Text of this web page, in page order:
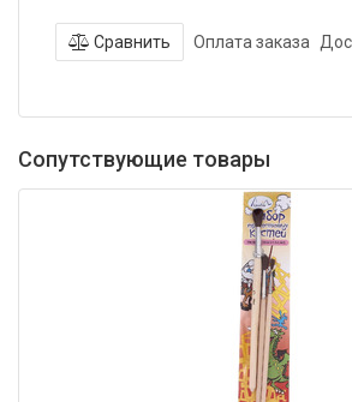
Сравнить Оплата заказа
Сопутствующие товары